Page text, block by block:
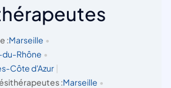
:Marseille •
du-Rhône •
Côte d'Azur
:Marseille •